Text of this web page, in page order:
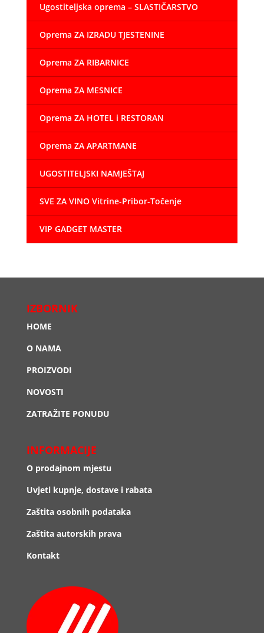
Ugostiteljska oprema – SLASTIČARSTVO
Oprema ZA IZRADU TJESTENINE
Oprema ZA RIBARNICE
Oprema ZA MESNICE
Oprema ZA HOTEL i RESTORAN
Oprema ZA APARTMANE
UGOSTITELJSKI NAMJEŠTAJ
SVE ZA VINO Vitrine-Pribor-Točenje
VIP GADGET MASTER
IZBORNIK
HOME
O NAMA
PROIZVODI
NOVOSTI
ZATRAŽITE PONUDU
INFORMACIJE
O prodajnom mjestu
Uvjeti kupnje, dostave i rabata
Zaštita osobnih podataka
Zaštita autorskih prava
Kontakt